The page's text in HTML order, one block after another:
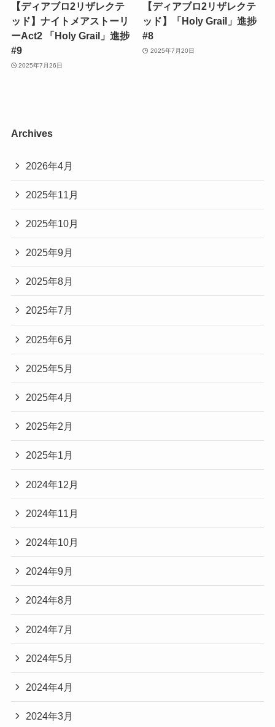
【ディアブロ2リザレクテ
ッド】ナイトメアストーリ
ーAct2 「Holy Grail」進捗
#9
2025年7月26日
【ディアブロ2リザレクテ
ッド】「Holy Grail」進捗
#8
2025年7月20日
Archives
2026年4月
2025年11月
2025年10月
2025年9月
2025年8月
2025年7月
2025年6月
2025年5月
2025年4月
2025年2月
2025年1月
2024年12月
2024年11月
2024年10月
2024年9月
2024年8月
2024年7月
2024年5月
2024年4月
2024年3月